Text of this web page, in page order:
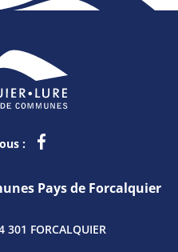
:
Pays de Forcalquier
FORCALQUIER